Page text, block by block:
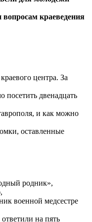
краеведения
центра. За
посетить двенадцать
и как можно
оставленные
родник»,
военной медсестре
на пять